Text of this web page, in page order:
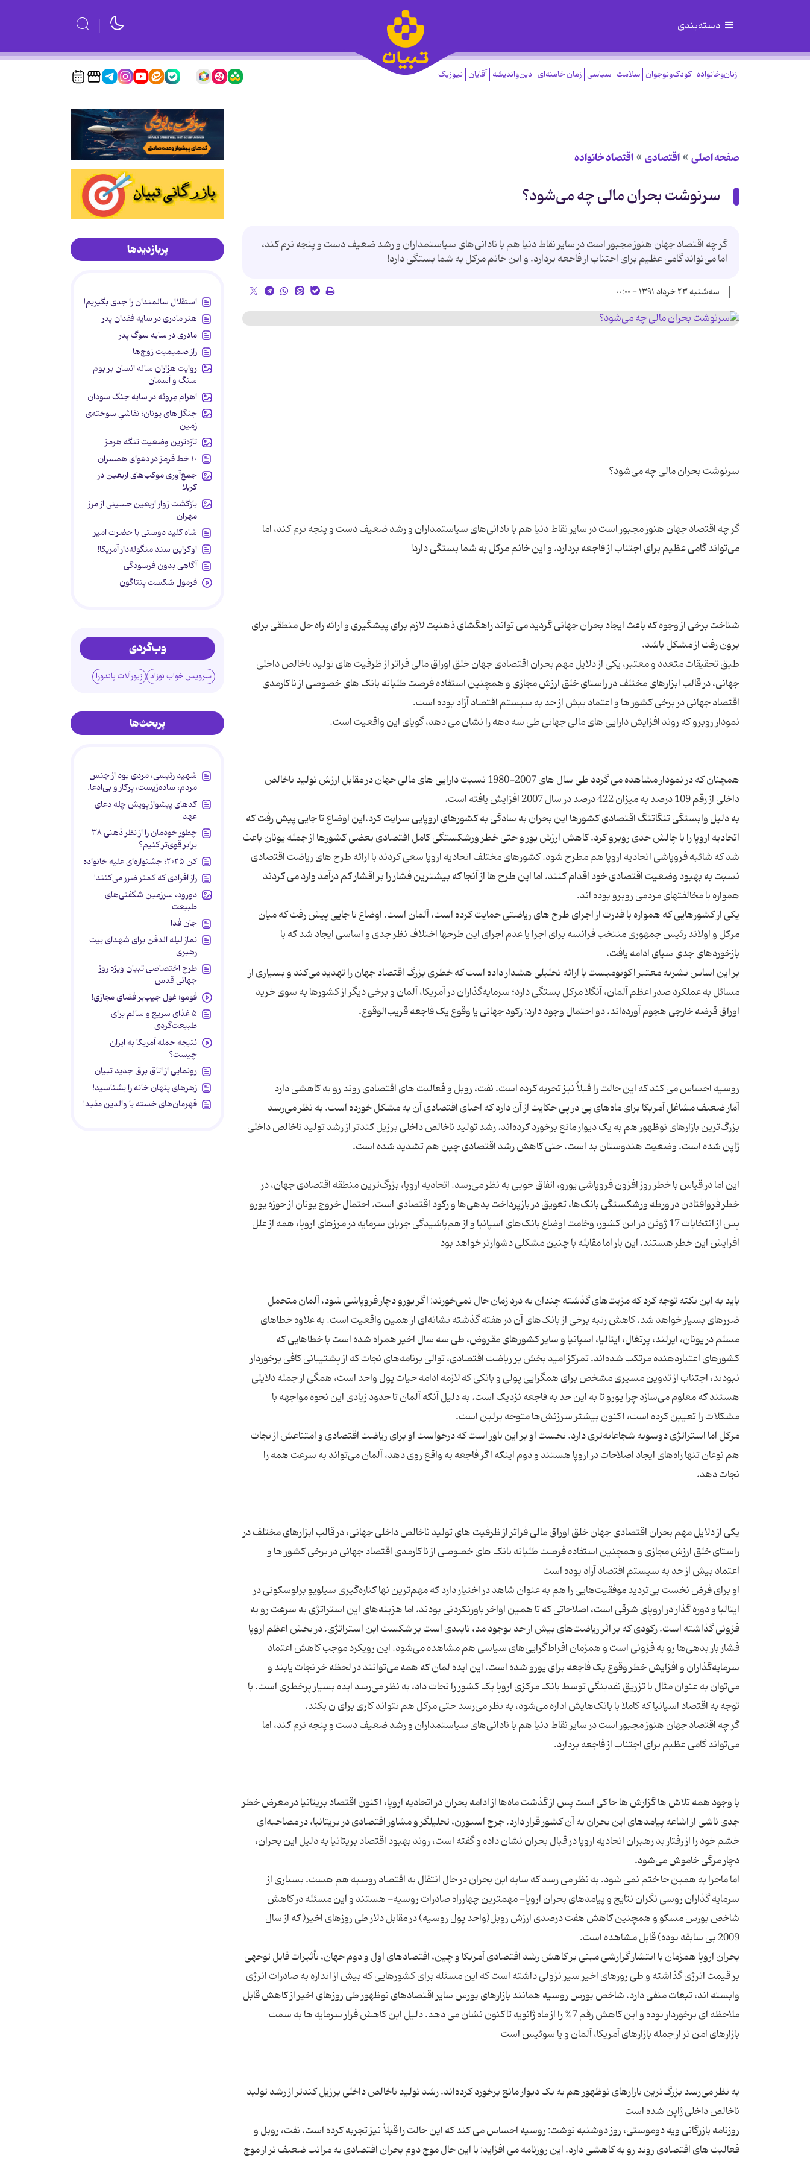
دسته‌بندی
زنان‌وخانواده کودک‌ونوجوان سلامت سیاسی زمان خامنه‌ای دین‌واندیشه آقایان نیوزیک
صفحه اصلی اقتصادی اقتصاد خانواده
سرنوشت بحران مالی چه می‌شود؟
گر چه اقتصاد جهان هنوز مجبور است در سایر نقاط دنیا هم با نادانی‌های سیاستمداران و رشد ضعیف دست و پنجه نرم كند،
اما می‌‌تواند گامی عظیم برای اجتناب از فاجعه بردارد. و این خانم مركل به شما بستگی دارد!
سه‌شنبه ۲۳ خرداد ۱۳۹۱ - ۰۰:۰۰
گر چه اقتصاد جهان هنوز مجبور است در سایر نقاط دنیا هم با نادانی‌های سیاستمداران و رشد ضعیف دست و پنجه نرم كند، اما
شناخت برخی از وجوه که باعث ایجاد بحران جهانی گردید می تواند راهگشای ذهنیت لازم برای پیشگیری و ارائه راه حل منطقی برای
طبق تحقیقات متعدد و معتبر، یکی از دلایل مهم بحران اقتصادی جهان خلق اوراق مالی فراتر از ظرفیت های تولید ناخالص داخلی
جهانی، در قالب ابزارهای مختلف در راستای خلق ارزش مجازی و همچنین استفاده فرصت طلبانه بانک های خصوصی از ناکارمدی
همچنان که در نمودار مشاهده می گردد طی سال های 2007-1980 نسبت دارایی های مالی جهان در مقابل ارزش تولید ناخالص
به دلیل وابستگی تنگاتنگ اقتصادی کشورها این بحران به سادگی به کشورهای اروپایی سرایت کرد.این اوضاع تا جایی پیش رفت که
اتحادیه اروپا را با چالش جدی روبرو کرد. کاهش ارزش یور و حتی خطر ورشکستگی کامل اقتصادی بعضی کشورها از جمله یونان باعث
شد که شائبه فروپاشی اتحادیه اروپا هم مطرح شود. کشورهای مختلف اتحادیه اروپا سعی کردند با ارائه طرح های ریاضت اقتصادی
نسبت به بهبود وضعیت اقتصادی خود اقدام کنند. اما این طرح ها از آنجا که بیشترین فشار را بر اقشار کم درآمد وارد می کردند
یکی از کشورهایی که همواره با قدرت از اجرای طرح های ریاضتی حمایت کرده است، آلمان است. اوضاع تا جایی پیش رفت که میان
مرکل و اولاند رئیس جمهوری منتخب فرانسه برای اجرا یا عدم اجرای این طرحها اختلاف نظر جدی و اساسی ایجاد شد که با
بر این اساس نشریه معتبر اکونومیست با ارائه تحلیلی هشدار داده است که خطری بزرگ اقتصاد جهان را تهدید می‌کند و بسیاری از
مسائل به عملکرد صدر اعظم آلمان، آنگلا مرکل بستگی دارد؛ سرمایه‌گذاران در آمریکا، آلمان و برخی دیگر از کشورها به سوی خرید
آمار ضعیف مشاغل آمریکا برای ماه‌های پی در پی حکایت از آن دارد که احیای اقتصادی آن به مشکل خورده است. به نظر می‌رسد
بزرگ‌ترین بازارهای نوظهور هم به یک دیوار مانع برخورد کرده‌اند. رشد تولید ناخالص داخلی برزیل کندتر از رشد تولید ناخالص داخلی
این اما در قیاس با خطر روز افزون فروپاشی یورو، اتفاق خوبی به نظر می‌رسد. اتحادیه اروپا، بزرگ‌ترین منطقه اقتصادی جهان، در
خطر فروافتادن در ورطه ورشکستگی بانک‌ها، تعویق در بازپرداخت بدهی‌ها و رکود اقتصادی است. احتمال خروج یونان از حوزه یورو
پس از انتخابات 17 ژوئن در این کشور، وخامت اوضاع بانک‌های اسپانیا و از هم‌پاشیدگی جریان سرمایه در مرزهای اروپا، همه از علل
باید به این نکته توجه کرد که مزیت‌های گذشته چندان به درد زمان حال نمی‌خورند: اگر یورو دچار فروپاشی شود، آلمان متحمل
ضررهای بسیار خواهد شد. کاهش رتبه برخی از بانک‌های آن در هفته گذشته نشانه‌ای از همین واقعیت است. به علاوه خطاهای
مسلم در یونان، ایرلند، پرتغال، ایتالیا، اسپانیا و سایر کشورهای مقروض، طی سه سال اخیر همراه شده است با خطاهایی که
کشورهای اعتباردهنده مرتکب شده‌اند. تمرکز امید بخش بر ریاضت اقتصادی، توالی برنامه‌های نجات که از پشتیبانی کافی برخوردار
نبودند، اجتناب از تدوین مسیری مشخص برای همگرایی پولی و بانکی که لازمه ادامه حیات پول واحد است، همگی از جمله دلایلی
هستند که معلوم می‌سازد چرا یورو تا به این حد به فاجعه نزدیک است. به دلیل آنکه آلمان تا حدود زیادی این نحوه مواجهه با
مرکل اما استراتژی دوسویه شجاعانه‌تری دارد. نخست او بر این باور است که درخواست او برای ریاضت اقتصادی و امتناعش از نجات
هم نوعان تنها راه‌های ایجاد اصلاحات در اروپا هستند و دوم اینکه اگر فاجعه به واقع روی دهد، آلمان می‌تواند به سرعت همه را
یکی از دلایل مهم بحران اقتصادی جهان خلق اوراق مالی فراتر از ظرفیت های تولید ناخالص داخلی جهانی، در قالب ابزارهای مختلف در
راستای خلق ارزش مجازی و همچنین استفاده فرصت طلبانه بانک های خصوصی از ناکارمدی اقتصاد جهانی در برخی کشور ها و
او برای فرض نخست بی‌تردید موفقیت‌هایی را هم به عنوان شاهد در اختیار دارد که مهم‌ترین نها کناره‌گیری سیلویو برلوسکونی در
ایتالیا و دوره گذار در اروپای شرقی است، اصلاحاتی که تا همین اواخر باورنکردنی بودند. اما هزینه‌های این استراتژی به سرعت رو به
فزونی گذاشته است. رکودی که بر اثر ریاضت‌های بیش از حد بوجود مد، تاییدی است بر شکست این استراتژی. در بخش اعظم اروپا
فشار بار بدهی‌ها رو به فزونی است و همزمان افراط‌گرایی‌های سیاسی هم مشاهده می‌شود. این رویکرد موجب کاهش اعتماد
سرمایه‌گذاران و افزایش خطر وقوع یک فاجعه برای یورو شده است. این ایده لمان که همه می‌توانند در لحظه خر نجات یابند و
می‌توان به عنوان مثال با تزریق نقدینگی توسط بانک مرکزی اروپا یک کشور را نجات داد، به نظر می‌رسد ایده بسیار پرخطری است. با
گر چه اقتصاد جهان هنوز مجبور است در سایر نقاط دنیا هم با نادانی‌های سیاستمداران و رشد ضعیف دست و پنجه نرم کند، اما
با وجود همه تلاش ها گزارش ها حاکی است پس از گذشت ماه‌ها از ادامه بحران در اتحادیه اروپا، اکنون اقتصاد بریتانیا در معرض خطر
جدی ناشی از اشاعه پیامدهای این بحران به آن کشور قرار دارد. جرج اسبورن، تحلیلگر و مشاور اقتصادی در بریتانیا، در مصاحبه‌ای
خشم خود را از رفتار بد رهبران اتحادیه اروپا در قبال بحران نشان داده و گفته است، روند بهبود اقتصاد بریتانیا به دلیل این بحران،
اما ماجرا به همین جا ختم نمی شود. به نظر می رسد که سایه این بحران در حال انتقال به اقتصاد روسیه هم هست. بسیاری از
سرمایه گذاران روسی نگران نتایج و پیامدهای بحران اروپا- مهمترین چهارراه صادرات روسیه- هستند و این مسئله در کاهش
شاخص بورس مسکو و همچنین کاهش هفت درصدی ارزش روبل(واحد پول روسیه) در مقابل دلار طی روزهای اخیر( که از سال
بحران اروپا همزمان با انتشار گزارشی مبنی بر کاهش رشد اقتصادی آمریکا و چین، اقتصادهای اول و دوم جهان، تأثیرات قابل توجهی
بر قیمت انرژی گذاشته و طی روزهای اخیر سیر نزولی داشته است که این مسئله برای کشورهایی که بیش از اندازه به صادرات انرژی
وابسته اند، تبعات منفی دارد. شاخص بورس روسیه همانند بازارهای بورس سایر اقتصادهای نوظهور طی روزهای اخیر از کاهش قابل
ملاحظه ای برخوردار بوده و این کاهش رقم 7% را از ماه ژانویه تاکنون نشان می دهد. دلیل این کاهش فرار سرمایه ها به سمت
به نظر می‌رسد بزرگ‌ترین بازارهای نوظهور هم به یک دیوار مانع برخورد کرده‌اند. رشد تولید ناخالص داخلی برزیل کندتر از رشد تولید
روزنامه بازرگانی ویه دوموستی، روز دوشنبه نوشت: روسیه احساس می کند که این حالت را قبلاً نیز تجربه کرده است. نفت، روبل و
فعالیت های اقتصادی روند رو به کاهشی دارد. این روزنامه می افزاید: با این حال موج دوم بحران اقتصادی به مراتب ضعیف تر از موج
پربازدیدها
استقلال سالمندان را جدی بگیریم!
هنر مادری در سایه‌ فقدان پدر
مادری در سایه سوگ پدر
راز صمیمیت زوج‌ها
روایت هزاران ساله انسان بر بوم
سنگ و آسمان
اهرام مِروئه در سایه جنگ سودان
جنگل‌های یونان؛ نقاشیِ سوخته‌ی
زمین
تازه‌ترین وضعیت تنگه هرمز
۱۰ خط قرمز در دعوای همسران
جمع‌آوری موکب‌های اربعین در
کربلا
بازگشت زوار اربعین حسینی از مرز
مهران
شاه کلید دوستی با حضرت امیر
اوکراین سند منگوله‌دار آمریکا!
آگاهی بدون فرسودگی
فرمول شکست پنتاگون
وب‌گردی
سرویس خواب نوزاد زیورآلات پاندورا
پربحث‌ها
شهید رئیسی، مردی بود از جنس
مردم، ساده‌زیست، پرکار و بی‌ادعا.
کدهای پیشواز پویش چله دعای
عهد
چطور خودمان را از نظر ذهنی ۳۸
برابر قوی‌تر کنیم؟
کن ۲۰۲۵؛ جشنواره‌ای علیه خانواده
راز افرادی که کمتر ضرر می‌کنند!
دورود، سرزمین شگفتی‌های
طبیعت
جان فدا
نماز لیله الدفن برای شهدای بیت
رهبری
طرح اختصاصی تبیان ویژه روز
جهانی قدس
فومو؛ غول جیب‌بر فضای مجازی!
۵ غذای سریع و سالم برای
طبیعت‌گردی
نتیجه حمله آمریکا به ایران
چیست؟
رونمایی از اتاق برق جدید تبیان
زهرهای پنهان خانه را بشناسید!
قهرمان‌های خسته یا والدین مفید!